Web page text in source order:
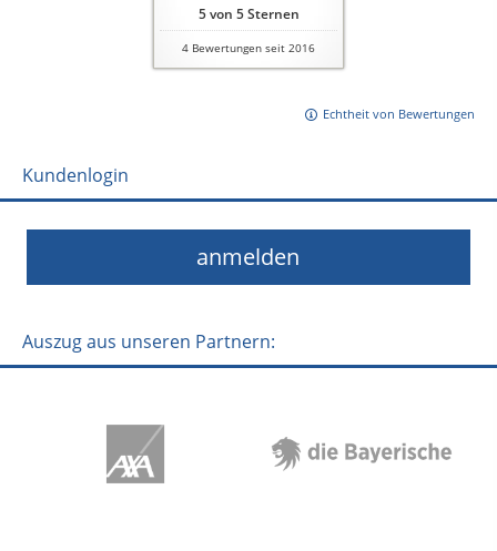
5von 5Sternen
4 Bewertungen seit 2016
Echtheit von Bewertungen
Kundenlogin
anmelden
Auszug aus unseren Partnern: